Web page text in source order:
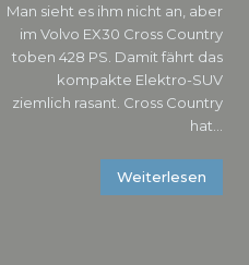
Man sieht es ihm nicht an, aber
im Volvo EX30 Cross Country
toben 428 PS. Damit fährt das
kompakte Elektro-SUV
ziemlich rasant. Cross Country
hat...
Weiterlesen